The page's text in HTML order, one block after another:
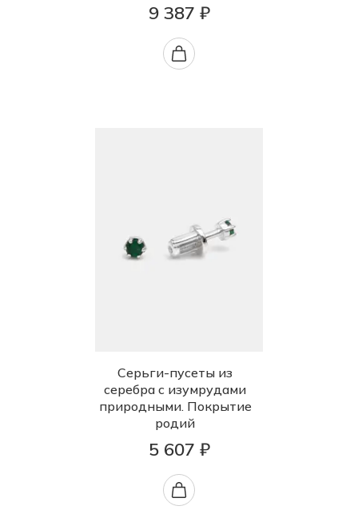
9 387 ₽
Серьги-пусеты из
серебра с изумрудами
природными. Покрытие
родий
5 607 ₽